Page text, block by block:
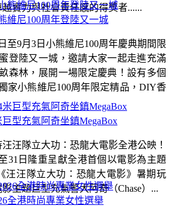
實力與社會責任感的得獎者......
巨型充氣阿奇坐鎮MegaBox
汪隊立大功：恐龍大電影全港公映！
31日隆重呈獻全港首個以電影為主題
汪汪隊立大功：恐龍大電影》暑期玩
主題巨型充氣警犬阿奇（Chase）...
維尼100周年登陸又一城
至9月3日小熊維尼100周年慶典期間限
登陸又一城，邀請大家一起走進充滿
森林，展開一場限定慶典！設有多個
家小熊維尼100周年限定精品，DIY香
全港時尚專業女性選舉